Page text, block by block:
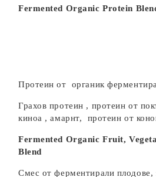
Fermented Organic Protein
Протеин от органик
Грахов протеин , протеин от
киноа , амарнт, протеин от
Fermented Organic Fruit,
Blend
Смес от ферментирали плодове,